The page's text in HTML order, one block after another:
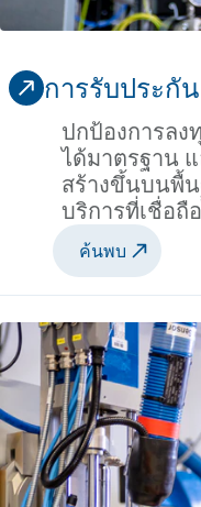
การรับประกัน
ปกป้องการล
ได้มาตรฐาน
สร้างขึ้นบนพื้
บริการที่เชื่อถื
ค้นพบ